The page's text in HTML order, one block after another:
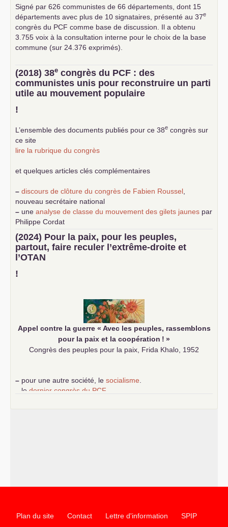
Signé par 626 communistes de 66 départements, dont 15
départements avec plus de 10 signataires, présenté au 37e
congrès du PCF comme base de discussion. Il a obtenu
3.755 voix à la consultation interne pour le choix de la base
commune (sur 24.376 exprimés).
(2018) 38e congrès du PCF : des
communistes unis pour reconstruire un parti
utile au mouvement populaire
!
L’ensemble des documents publiés pour ce 38e congrès sur
ce site
lire la rubrique du congrès
et quelques articles clés complémentaires
– discours de clôture du congrès de Fabien Roussel
nouveau secrétaire national
– une analyse de classe du mouvement des gilets jaunes par
Philippe Cordat
–
un texte de Jean-Claude Delaunay
le marxisme est la
science sociale de notre temps
–un appel proposé aux partis communistes et ouvrier
d’Europe
–
(2024) Pour la paix, pour les peuples,
partout, faire reculer l’extrême-droite et
l’OTAN
!
Appel contre la guerre « Avec les peuples, rassemblons
pour la paix et la coopération ! »
Congrès des peuples pour la paix, Frida Khalo, 1952
– pour une autre société, le socialisme
le dernier congrès du PCF
Plan du site Contact Lettre d'information SPIP